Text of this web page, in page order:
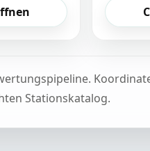
Stationskatalog.